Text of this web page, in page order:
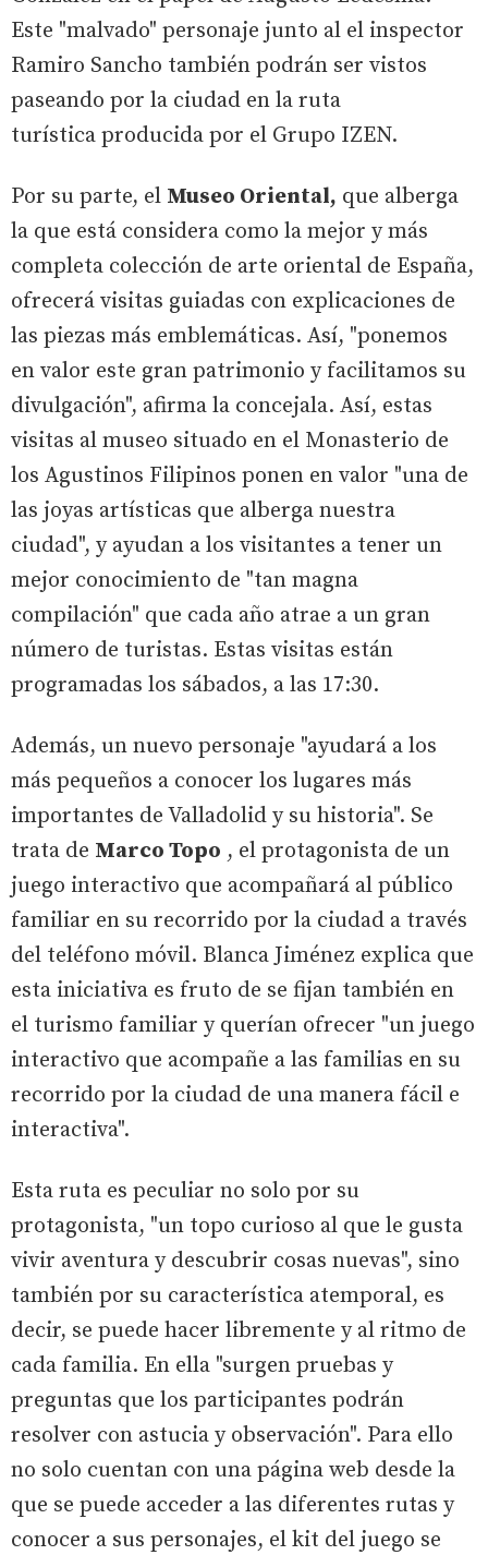
Este "malvado" personaje junto al el inspector
Ramiro Sancho también podrán ser vistos
paseando por la ciudad en la ruta
turística producida por el Grupo IZEN.
Por su parte, el Museo Oriental, que alberga
la que está considera como la mejor y más
completa colección de arte oriental de España,
ofrecerá visitas guiadas con explicaciones de
las piezas más emblemáticas. Así, "ponemos
en valor este gran patrimonio y facilitamos su
divulgación", afirma la concejala. Así, estas
visitas al museo situado en el Monasterio de
los Agustinos Filipinos ponen en valor "una de
las joyas artísticas que alberga nuestra
ciudad", y ayudan a los visitantes a tener un
mejor conocimiento de "tan magna
compilación" que cada año atrae a un gran
número de turistas. Estas visitas están
programadas los sábados, a las 17:30.
Además, un nuevo personaje "ayudará a los
más pequeños a conocer los lugares más
importantes de Valladolid y su historia". Se
trata de Marco Topo , el protagonista de un
juego interactivo que acompañará al público
familiar en su recorrido por la ciudad a través
del teléfono móvil. Blanca Jiménez explica que
esta iniciativa es fruto de se fijan también en
el turismo familiar y querían ofrecer "un juego
interactivo que acompañe a las familias en su
recorrido por la ciudad de una manera fácil e
interactiva".
Esta ruta es peculiar no solo por su
protagonista, "un topo curioso al que le gusta
vivir aventura y descubrir cosas nuevas", sino
también por su característica atemporal, es
decir, se puede hacer libremente y al ritmo de
cada familia. En ella "surgen pruebas y
preguntas que los participantes podrán
resolver con astucia y observación". Para ello
no solo cuentan con una página web desde la
que se puede acceder a las diferentes rutas y
conocer a sus personajes, el kit del juego se